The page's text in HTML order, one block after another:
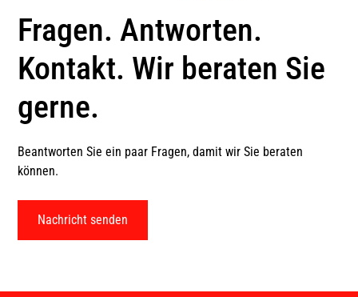
Fragen. Antworten.
Kontakt. Wir beraten Sie
gerne.
Beantworten Sie ein paar Fragen, damit wir Sie beraten
können.
Nachricht senden